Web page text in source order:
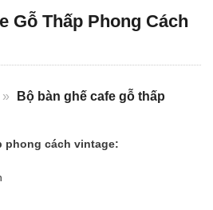
Gỗ Thấp Phong Cách
»
Bộ bàn ghế cafe gỗ thấp
phong cách vintage: